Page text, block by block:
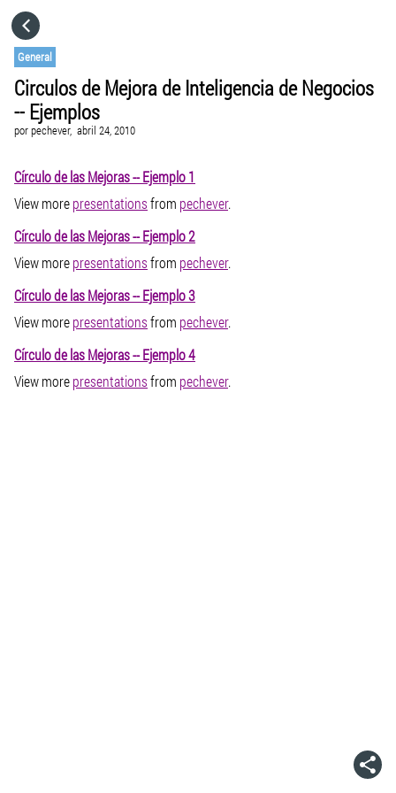
General
Circulos de Mejora de Inteligencia de Negocios
-- Ejemplos
porpechever, abril 24, 2010
Círculo de las Mejoras -- Ejemplo 1
View morepresentationsfrom pechever.
Círculo de las Mejoras -- Ejemplo 2
View morepresentationsfrom pechever.
Círculo de las Mejoras -- Ejemplo 3
View morepresentationsfrom pechever.
Círculo de las Mejoras -- Ejemplo 4
View morepresentationsfrom pechever.
CATEGORÍAS
VISITA EL SITIO WEB